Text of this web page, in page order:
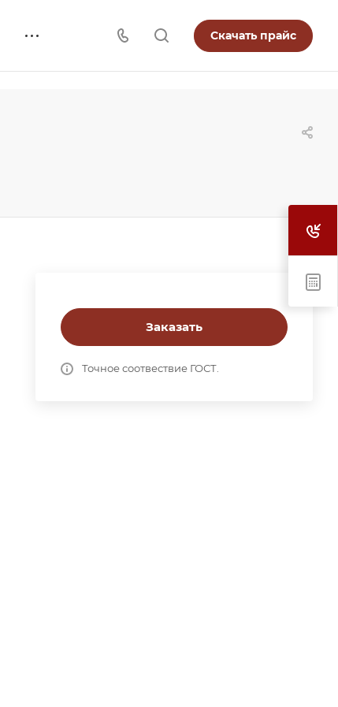
Скачать прайс
Заказать
Точное соотвествие ГОСТ.